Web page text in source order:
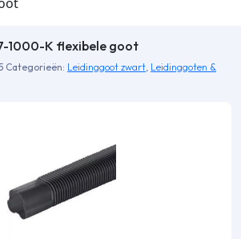
1000-K flexibele goot
Categorieën: Leidinggoot zwart, Leidinggoten &